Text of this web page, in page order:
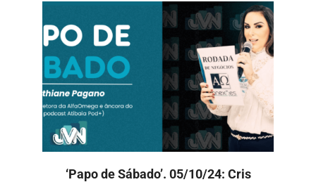
‘Papo de Sábado’. 05/10/24: Cris